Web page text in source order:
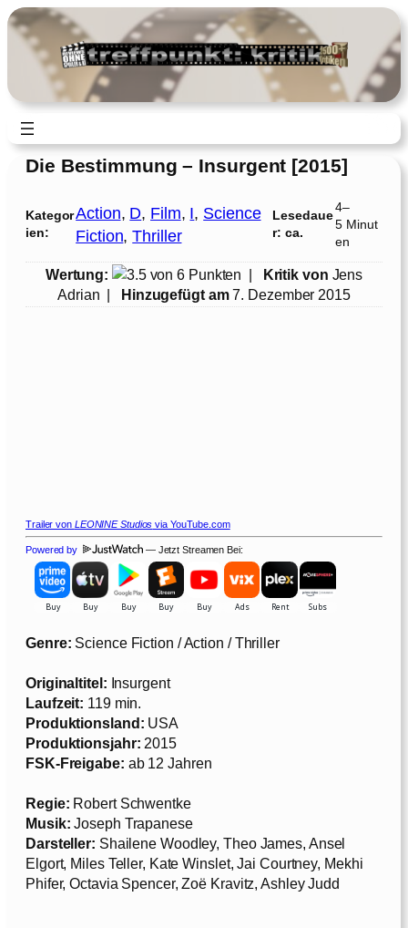
Zum
Inhalt
springen
Die Bestimmung – Insurgent [2015]
Kategor
ien:
Action, D, Film, I, Science
Fiction, Thriller
Lesedaue
r: ca.
4–
5 Minut
en
Wertung: | Kritik von Jens
Adrian | Hinzugefügt am 7. Dezember 2015
Trailer von LEONINE Studios via YouTube.com
Powered by — Jetzt Streamen Bei:
Genre: Science Fiction / Action / Thriller
Originaltitel: Insurgent
Laufzeit: 119 min.
Produktionsland: USA
Produktionsjahr: 2015
FSK-Freigabe: ab 12 Jahren
Regie: Robert Schwentke
Musik: Joseph Trapanese
Darsteller: Shailene Woodley, Theo James, Ansel
Elgort, Miles Teller, Kate Winslet, Jai Courtney, Mekhi
Phifer, Octavia Spencer, Zoë Kravitz, Ashley Judd